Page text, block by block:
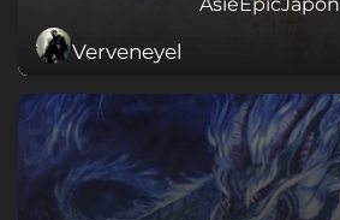
Verveneyel